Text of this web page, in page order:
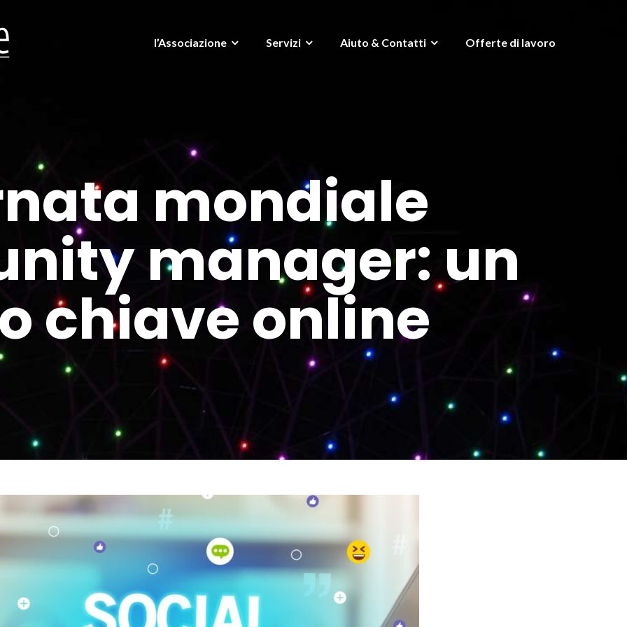
l’Associazione Servizi Aiuto & Contatti Offerte di lavoro
mondiale
manager: un
chiave online